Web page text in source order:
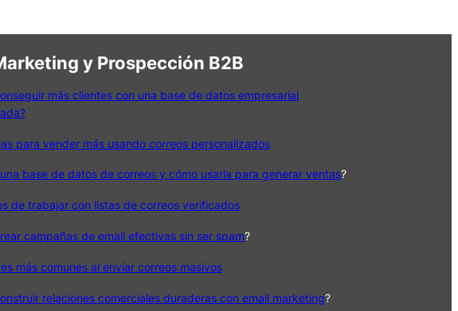
y Prospección B2B
más clientes con una base de datos empresarial
para vender más usando correos personalizados
base de datos de correos y cómo usarla para generar ventas?
de trabajar con listas de correos verificados
campañas de email efectivas sin ser spam?
más comunes al enviar correos masivos
relaciones comerciales duraderas con email marketing?